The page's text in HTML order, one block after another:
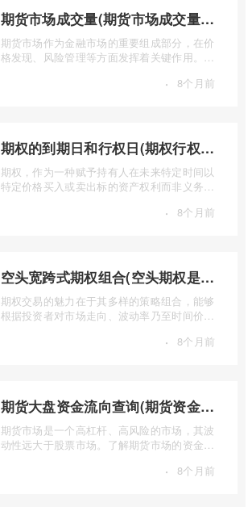
期货市场成交量(期货市场成交量萎缩)
期货市场作为金融市场的重要组成部分，在价
格发现、风险管理等方面发挥着关键作用。近
· 8个月前
期权的到期日和行权日(期权行权日到期虚值期权都将清零)
期权，作为一种赋予持有人在未来特定时间以
特定价格买入或卖出标的资产权利而非义务的
· 8个月前
空头宽跨式期权组合(空头期权是什么意思)
期权交易的魅力在于其多样的策略组合，能够
根据投资者对市场走向、波动率乃至时间价值
· 8个月前
期货大盘资金流向查询(期货资金流向查询)
期货市场是一个高杠杆、高风险的市场，其波
动性远大于股票市场。了解期货市场的资金流
· 8个月前